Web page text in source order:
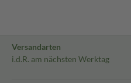
Versandarten
i.d.R. am nächsten Werktag